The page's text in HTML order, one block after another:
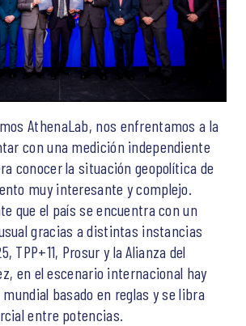
AthenaLab, nos enfrentamos a la
con una medición independiente
conocer la situación geopolítica de
muy interesante y complejo.
que el país se encuentra con un
gracias a distintas instancias
TPP+11, Prosur y la Alianza del
en el escenario internacional hay
basado en reglas y se libra
entre potencias.